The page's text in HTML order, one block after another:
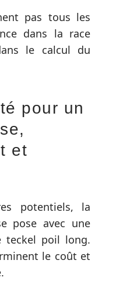
pas tous les
dans la race
le calcul du
pour un
et
potentiels, la
pose avec une
teckel poil long.
le coût et